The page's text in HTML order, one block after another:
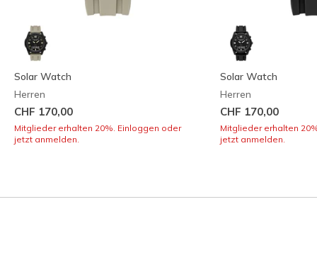
Solar Watch
Herren
CHF 170,00
Mitglieder erhalten 20%. Einloggen oder
jetzt anmelden.
Solar Watch
Herren
CHF 170,00
Mitglieder erhalten
jetzt anmelden.